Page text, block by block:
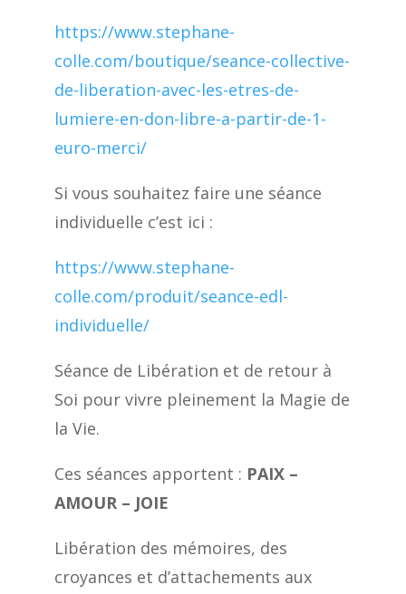
https://www.stephane-
colle.com/boutique/seance-collective-
de-liberation-avec-les-etres-de-
lumiere-en-don-libre-a-partir-de-1-
euro-merci/
Si vous souhaitez faire une séance
individuelle c’est ici :
https://www.stephane-
colle.com/produit/seance-edl-
individuelle/
Séance de Libération et de retour à
Soi pour vivre pleinement la Magie de
la Vie.
Ces séances apportent : PAIX –
AMOUR – JOIE
Libération des mémoires, des
croyances et d’attachements aux